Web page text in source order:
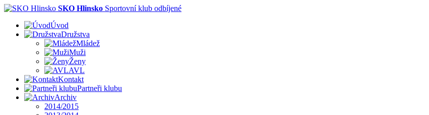
SKO Hlinsko Sportovní klub odbíjené
Úvod
Družstva
Mládež
Muži
Ženy
AVL
Kontakt
Partneři klubu
Archiv
2014/2015